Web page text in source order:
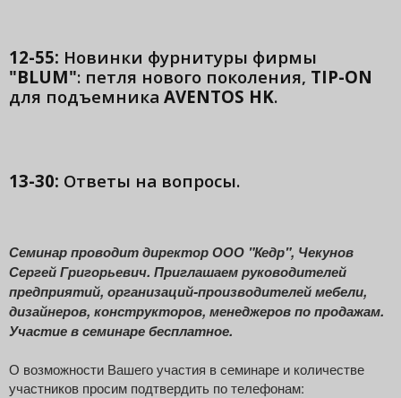
12-55: Новинки фурнитуры фирмы
"BLUM": петля нового поколения, TIP-ON
для подъемника AVENTOS HK.
13-30: Ответы на вопросы.
Семинар проводит директор ООО "Кедр", Чекунов
Сергей Григорьевич. Приглашаем руководителей
предприятий, организаций-производителей мебели,
дизайнеров, конструкторов, менеджеров по продажам.
Участие в семинаре бесплатное.
О возможности Вашего участия в семинаре и количестве
участников просим подтвердить по телефонам: